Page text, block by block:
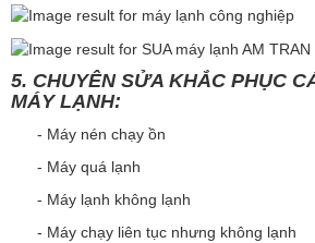
5. CHUYÊN SỬA KHẮC PHỤC
MÁY LẠNH:
- Máy nén chạy ồn
- Máy quá lạnh
- Máy lạnh không lạnh
- Máy chạy liên tục nhưng không lạnh